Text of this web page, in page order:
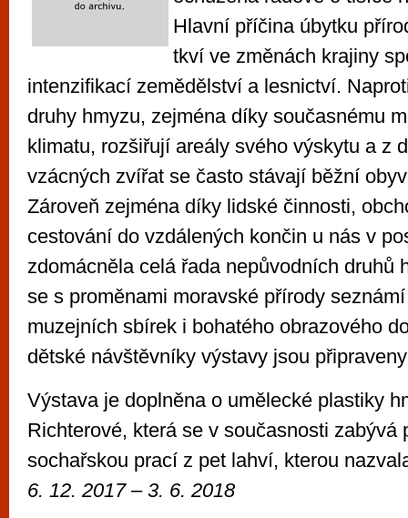
Hlavní příčina úbytku
tkví ve změnách krajiny
intenzifikací zemědělství a lesnictví.
druhy hmyzu, zejména díky současnému
klimatu, rozšiřují areály svého výskytu a z
vzácných zvířat se často stávají běžní
Zároveň zejména díky lidské činnosti,
cestování do vzdálených končin u nás v
zdomácněla celá řada nepůvodních druhů
se s proměnami moravské přírody
muzejních sbírek i bohatého obrazového
dětské návštěvníky výstavy jsou
Výstava je doplněna o umělecké plastiky
Richterové, která se v současnosti zabývá
sochařskou prací z pet lahví, kterou
6. 12. 2017 – 3. 6. 2018